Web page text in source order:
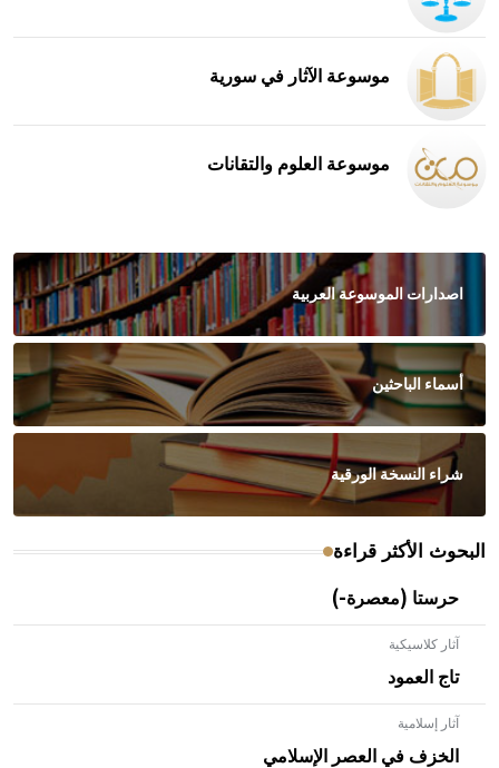
موسوعة الآثار في سورية
موسوعة العلوم والتقانات
اصدارات الموسوعة العربية
أسماء الباحثين
شراء النسخة الورقية
البحوث الأكثر قراءة
حرستا (معصرة-)
آثار كلاسيكية
تاج العمود
آثار إسلامية
الخزف في العصر الإسلامي